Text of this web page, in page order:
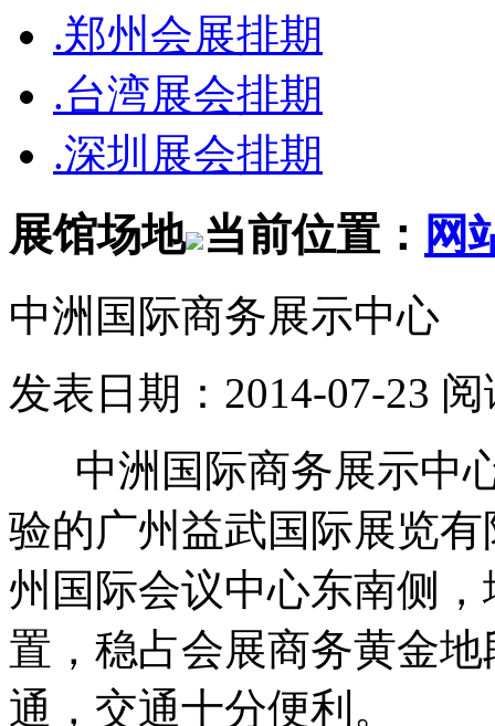
.郑州会展排期
.台湾展会排期
.深圳展会排期
展馆场地 当前位置： 网
中洲国际商务展示中心
发表日期：2014-07-23
中洲国际商务展示中
验的广州益武国际展览
州国际会议中心东南侧
置，稳占会展商务黄金
通，交通十分便利。